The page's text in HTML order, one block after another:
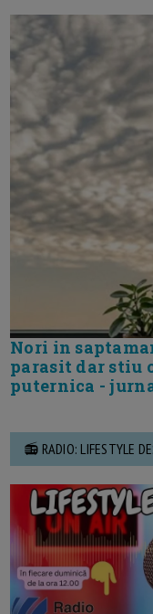
Nori in
parasit dar stiu
puternica -
📻 RADIO: LIFESTYLE